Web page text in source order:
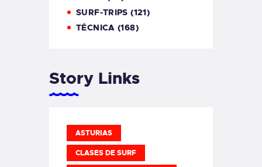
SURF-TRIPS (121)
TÉCNICA (168)
Story Links
ASTURIAS
CLASES DE SURF